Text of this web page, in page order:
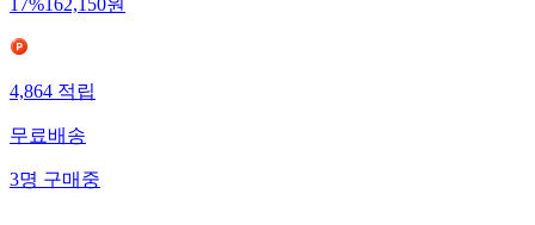
17%162,150원
4,864적립
무료배송
3명구매중